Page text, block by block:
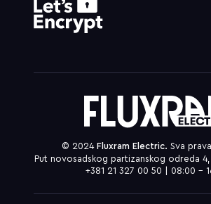
© 2024 Fluxram Electric. Sva
Put novosadskog partizanskog odreda
+381 21 327 00 50 | 08:00 –